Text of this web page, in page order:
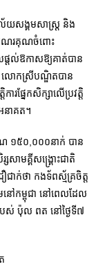
ល័យសង្គមសាស្រ្ត និង
អំណរគុណចំពោះ
ផ្ដល់ឱកាសឱ្យគាត់បាន
។ លោក​ស្រី​បណ្ឌិតបាន​
រ​ផ្នែក​សិក្សាលើប្រវត្តិ
នាគត។
ណ ១៥០,០០០នាក់ បាន
ាមគ្គីសង្រ្គោះជាតិ
ជាក់ថា កងទ័ពស្ម័គ្រចិត្ត
នៅកម្ពុជា នៅពេលដែល
បស់ ប៉ុល ពត នៅថ្ងៃទី៧